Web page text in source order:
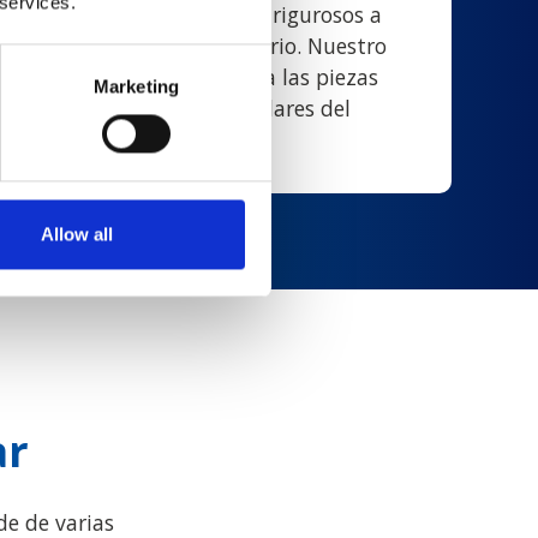
Marketing
Allow all
protocolos de pruebas rigurosos a
usadaen nuestro inventario. Nuestro
componente, reemplaza las piezas
sistemas según los estándares del
de varias